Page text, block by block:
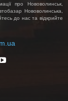
про Нововолинськ,
Нововолинська,
до нас та відкрийте